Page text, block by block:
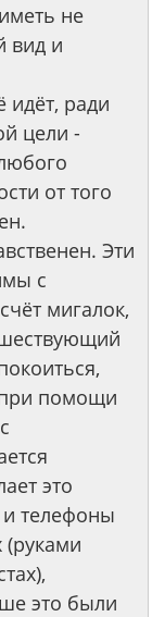
не
вид и
идёт, ради
цели -
от того
Эти
с
мигалок,
при помощи
это
и телефоны
(руками
это были